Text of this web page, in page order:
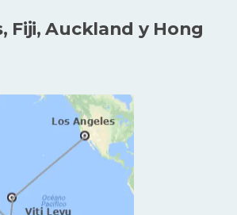
Fiji, Auckland y Hong